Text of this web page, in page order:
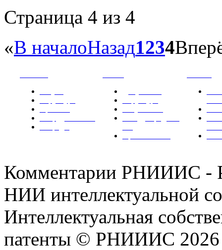
Страница 4 из 4
«В началоНазад1234
Комментарии РНИИИС -
НИИ интеллектуальной
Интеллектуальная
патенты © РНИИИС 2026